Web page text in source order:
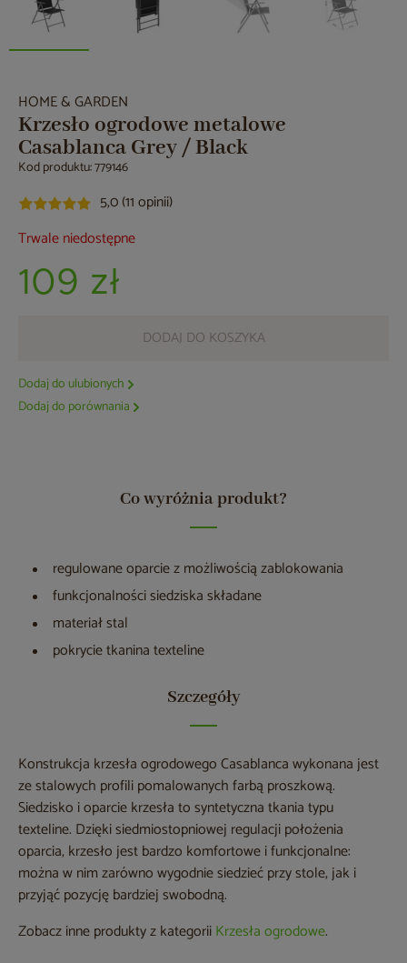
HOME & GARDEN
Krzesło ogrodowe metalowe
Casablanca Grey / Black
Kod produktu: 779146
5,0 (11 opinii)
Trwale niedostępne
109 zł
DODAJ DO KOSZYKA
Dodaj do ulubionych
Dodaj do porównania
Co wyróżnia produkt?
regulowane oparcie z możliwością zablokowania
funkcjonalności siedziska składane
materiał stal
pokrycie tkanina texteline
Szczegóły
Konstrukcja krzesła ogrodowego Casablanca wykonana jest
ze stalowych profili pomalowanych farbą proszkową.
Siedzisko i oparcie krzesła to syntetyczna tkania typu
texteline. Dzięki siedmiostopniowej regulacji położenia
oparcia, krzesło jest bardzo komfortowe i funkcjonalne:
można w nim zarówno wygodnie siedzieć przy stole, jak i
przyjąć pozycję bardziej swobodną.
Zobacz inne produkty z kategoriiKrzesła ogrodowe.